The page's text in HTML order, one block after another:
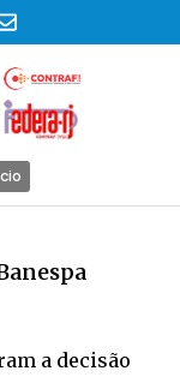
a decisão